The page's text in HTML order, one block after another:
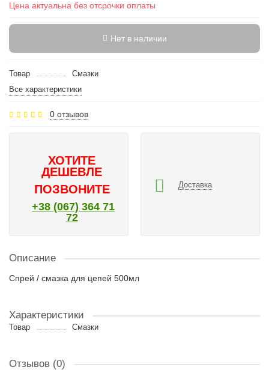
Цена актуальна без отсрочки оплаты
Нет в наличии
Товар
Смазки
Все характеристики
0 отзывов
ХОТИТЕ
ДЕШЕВЛЕ
ПОЗВОНИТЕ
+38 (067) 364 71
72
Доставка
Описание
Спрей / смазка для цепей 500мл
Характеристики
Товар Смазки
Отзывов (0)